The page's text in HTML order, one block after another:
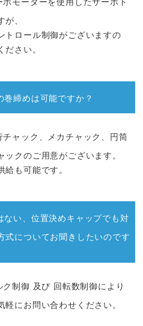
、
トロール制御がございますの
さい。
締めは可能ですか？
ャック、メカチャック、円筒
クのご用意がございます。
も可能です。
ない、位置決めキャップでも対
式についてお聞きしたいのです
制御 及び 回転数制御により
にお問い合わせください。